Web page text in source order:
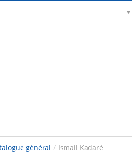
général / Ismail Kadaré